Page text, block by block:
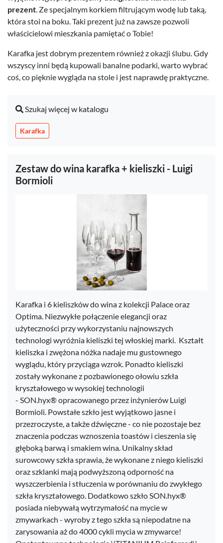
prezent. Ze specjalnym korkiem filtrującym wodę lub taką,
która stoi na boku. Taki prezent już na zawsze pozwoli
właścicielowi mieszkania pamiętać o Tobie!
Karafka jest dobrym prezentem również z okazji ślubu. Gdy
wszyscy inni będą kupowali banalne podarki, warto wybrać
coś, co pięknie wygląda na stole i jest naprawdę praktyczne.
Szukaj więcej w katalogu
Karafka
Zestaw do wina karafka + kieliszki - Luigi
Bormioli
Karafka i 6 kieliszków do wina z kolekcji Palace oraz
Optima. Niezwykłe połączenie elegancji oraz
użyteczności przy wykorzystaniu najnowszych
technologi wyróżnia kieliszki tej włoskiej marki. Kształt
kieliszka i zwężona nóżka nadaje mu gustownego
wyglądu, który przyciąga wzrok. Ponadto kieliszki
zostały wykonane z pozbawionego ołowiu szkła
kryształowego w wysokiej technologii
- SON.hyx® opracowanego przez inżynierów Luigi
Bormioli. Powstałe szkło jest wyjątkowo jasne i
przezroczyste, a także dźwięczne - co nie pozostaje bez
znaczenia podczas wznoszenia toastów i cieszenia się
głęboką barwą i smakiem wina. Unikalny skład
surowcowy szkła sprawia, że wykonane z niego kieliszki
oraz szklanki mają podwyższoną odporność na
wyszczerbienia i stłuczenia w porównaniu do zwykłego
szkła kryształowego. Dodatkowo szkło SON.hyx®
posiada niebywałą wytrzymałość na mycie w
zmywarkach - wyroby z tego szkła są niepodatne na
zarysowania aż do 4000 cykli mycia w zmywarce!